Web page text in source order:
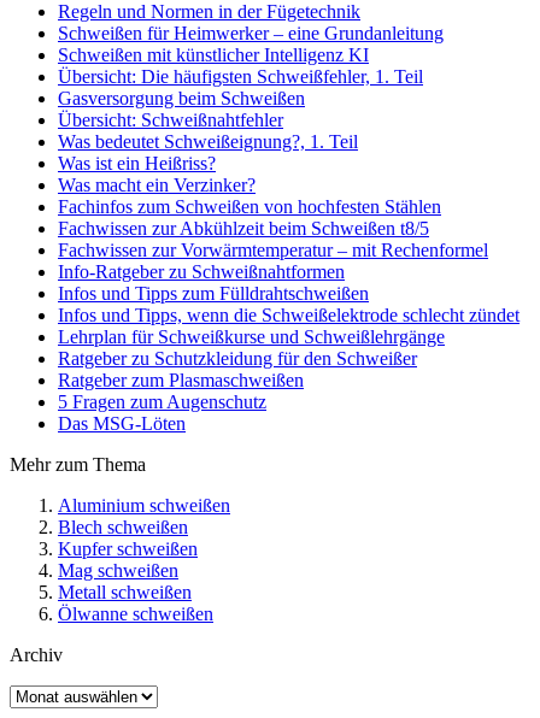
Regeln und Normen in der Fügetechnik
Schweißen für Heimwerker – eine Grundanleitung
Schweißen mit künstlicher Intelligenz KI
Übersicht: Die häufigsten Schweißfehler, 1. Teil
Gasversorgung beim Schweißen
Übersicht: Schweißnahtfehler
Was bedeutet Schweißeignung?, 1. Teil
Was ist ein Heißriss?
Was macht ein Verzinker?
Fachinfos zum Schweißen von hochfesten Stählen
Fachwissen zur Abkühlzeit beim Schweißen t8/5
Fachwissen zur Vorwärmtemperatur – mit Rechenformel
Info-Ratgeber zu Schweißnahtformen
Infos und Tipps zum Fülldrahtschweißen
Infos und Tipps, wenn die Schweißelektrode schlecht zündet
Lehrplan für Schweißkurse und Schweißlehrgänge
Ratgeber zu Schutzkleidung für den Schweißer
Ratgeber zum Plasmaschweißen
5 Fragen zum Augenschutz
Das MSG-Löten
Mehr zum Thema
Aluminium schweißen
Blech schweißen
Kupfer schweißen
Mag schweißen
Metall schweißen
Ölwanne schweißen
Archiv
Archiv